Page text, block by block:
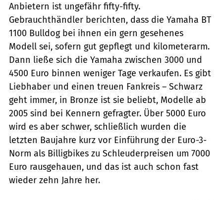
Anbietern ist ungefähr fifty-fifty.
Gebrauchthändler berichten, dass die Yamaha BT
1100 Bulldog bei ihnen ein gern gesehenes
Modell sei, sofern gut gepflegt und kilometerarm.
Dann ließe sich die Yamaha zwischen 3000 und
4500 Euro binnen weniger Tage verkaufen. Es gibt
Liebhaber und einen treuen Fankreis – Schwarz
geht immer, in Bronze ist sie beliebt, Modelle ab
2005 sind bei Kennern gefragter. Über 5000 Euro
wird es aber schwer, schließlich wurden die
letzten Baujahre kurz vor Einführung der Euro-3-
Norm als Billigbikes zu Schleuderpreisen um 7000
Euro rausgehauen, und das ist auch schon fast
wieder zehn Jahre her.